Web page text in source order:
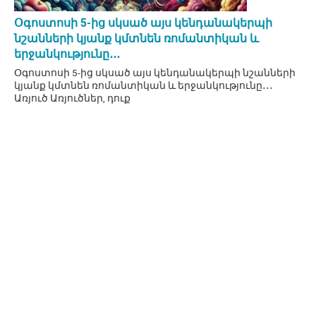
Օգոստոսի 5-ից սկսած այս կենդանակերպի
նշանների կյանք կմտնեն ռոմանտիկան և
երջանկությունը․․․
Օգոստոսի 5-ից սկսած այս կենդանակերպի նշանների
կյանք կմտնեն ռոմանտիկան և երջանկությունը․․․
Առյուծ Առյուծներ, դուք